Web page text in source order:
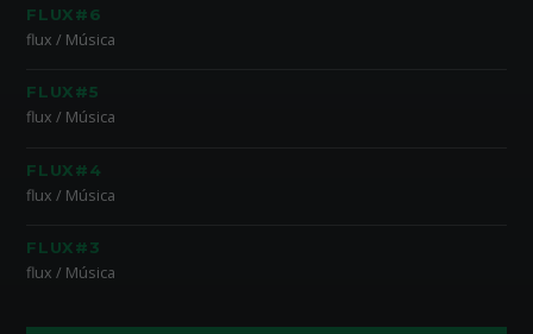
FLUX#6
flux / Música
FLUX#5
flux / Música
FLUX#4
flux / Música
FLUX#3
flux / Música